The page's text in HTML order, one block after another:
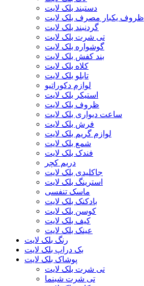
دستبند بلک لایت
ظروف یکبار مصرف بلک لایت
گردنبند بلک لایت
تی شرت بلک لایت
گوشواره بلک لایت
بند کفش بلک لایت
کلاه بلک لایت
تابلو بلک لایت
لوازم دکوراتیو
استیکر بلک لایت
ظروف بلک لایت
ساعت دیواری بلک لایت
فرش بلک لایت
لوازم گریم بلک لایت
شمع بلک لایت
فندک بلک لایت
دریم کچر
جاکلیدی بلک لایت
استرینگ بلک لایت
ماسک تنفسی
بادکنک بلک لایت
کوسن بلک لایت
کیف بلک لایت
عینک بلک لایت
رنگ بلک لایت
بک دراپ بلک لایت
پوشاک بلک لایت
تی شرت بلک لایت
تی شرت شبنما